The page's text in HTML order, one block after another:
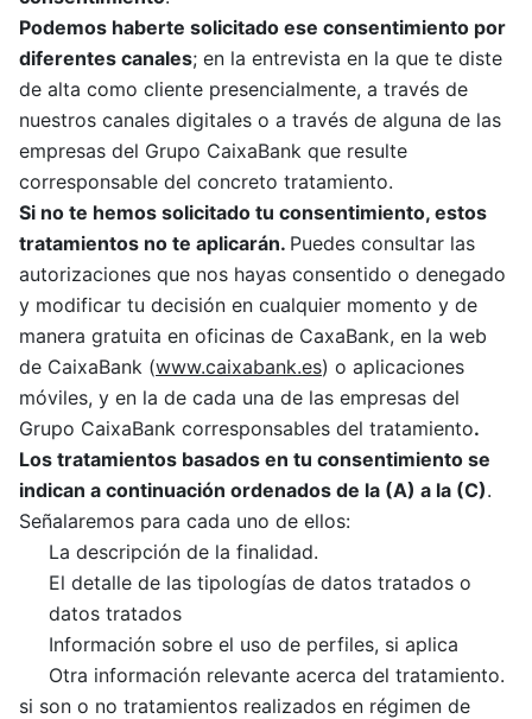
Podemos haberte solicitado ese consentimiento por
diferentes canales; en la entrevista en la que te diste
de alta como cliente presencialmente, a través de
nuestros canales digitales o a través de alguna de las
empresas del Grupo CaixaBank que resulte
corresponsable del concreto tratamiento.
Si no te hemos solicitado tu consentimiento, estos
tratamientos no te aplicarán. Puedes consultar las
autorizaciones que nos hayas consentido o denegado
y modificar tu decisión en cualquier momento y de
manera gratuita en oficinas de CaxaBank, en la web
de CaixaBank (www.caixabank.es) o aplicaciones
móviles, y en la de cada una de las empresas del
Grupo CaixaBank corresponsables del tratamiento.
Los tratamientos basados en tu consentimiento se
indican a continuación ordenados de la (A) a la (C).
Señalaremos para cada uno de ellos:
La descripción de la finalidad.
El detalle de las tipologías de datos tratados o
datos tratados
Información sobre el uso de perfiles, si aplica
Otra información relevante acerca del tratamiento.
si son o no tratamientos realizados en régimen de